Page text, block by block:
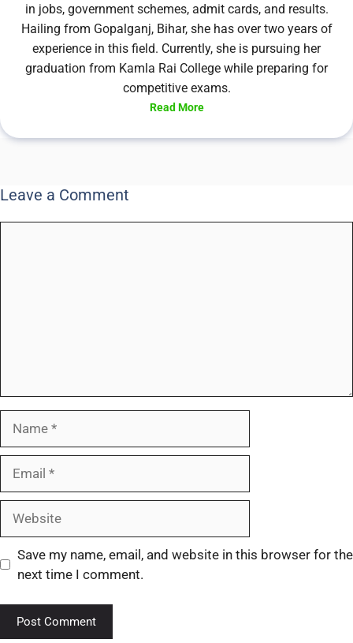
in jobs, government schemes, admit cards, and results.
Hailing from Gopalganj, Bihar, she has over two years of
experience in this field. Currently, she is pursuing her
graduation from Kamla Rai College while preparing for
competitive exams.
Read More
Leave a Comment
Save my name, email, and website in this browser for the
next time I comment.